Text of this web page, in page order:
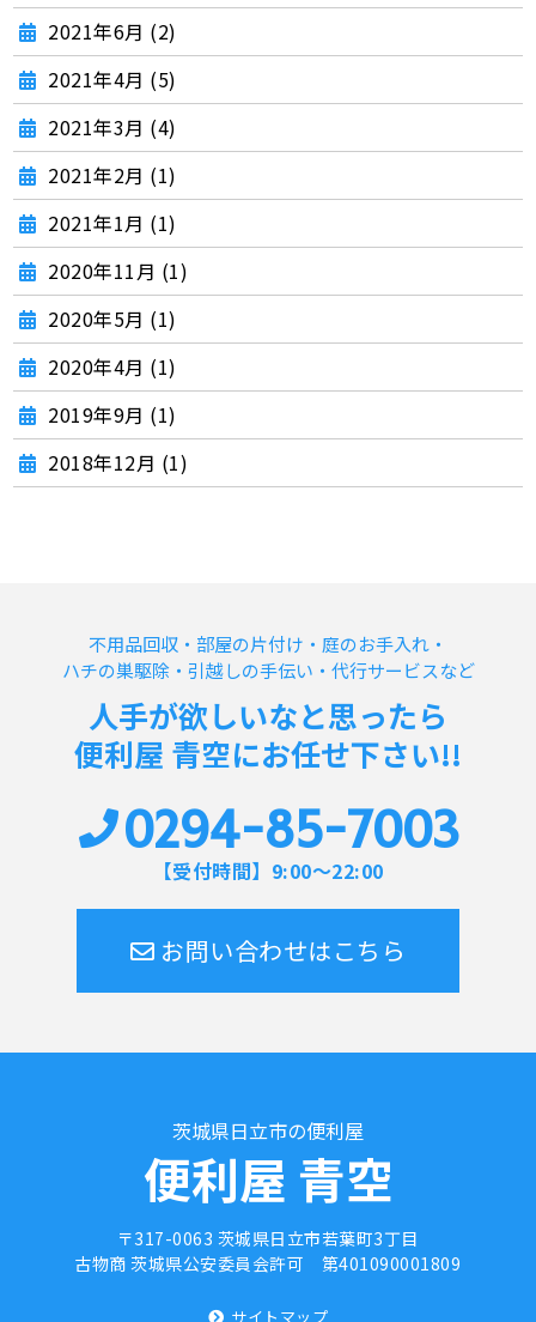
2021年6月 (2)
2021年4月 (5)
2021年3月 (4)
2021年2月 (1)
2021年1月 (1)
2020年11月 (1)
2020年5月 (1)
2020年4月 (1)
2019年9月 (1)
2018年12月 (1)
不用品回収・部屋の片付け・庭のお手入れ・
ハチの巣駆除・引越しの手伝い・代行サービスなど
人手が欲しいなと思ったら
便利屋 青空にお任せ下さい!!
0294-85-7003
【受付時間】9:00～22:00
お問い合わせはこちら
茨城県日立市の便利屋
便利屋 青空
〒317-0063 茨城県日立市若葉町3丁目
古物商 茨城県公安委員会許可 第401090001809
サイトマップ